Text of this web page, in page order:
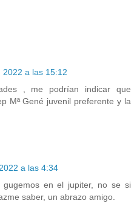
2022 a las 15:12
, me podrían indicar que
Mª Gené juvenil preferente y la
a las 4:34
gugemos en el jupiter, no se si
saber, un abrazo amigo.